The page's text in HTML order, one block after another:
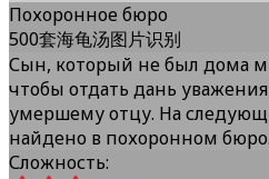
Похоронное бюро
500套海龟汤图片识别
Сын, который не был дома
чтобы отдать дань
умершему отцу. На
найдено в похоронном бюро.
Сложность: